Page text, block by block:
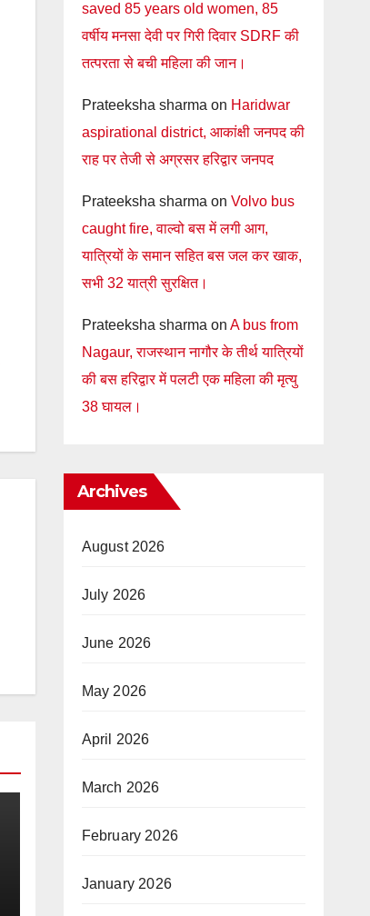
saved 85 years old women, 85
वर्षीय मनसा देवी पर गिरी दिवार SDRF की
तत्परता से बची महिला की जान।
Prateeksha sharma on Haridwar
aspirational district, आकांक्षी जनपद की
राह पर तेजी से अग्रसर हरिद्वार जनपद
Prateeksha sharma on Volvo bus
caught fire, वाल्वो बस में लगी आग,
यात्रियों के समान सहित बस जल कर खाक,
सभी 32 यात्री सुरक्षित।
Prateeksha sharma on A bus from
Nagaur, राजस्थान नागौर के तीर्थ यात्रियों
की बस हरिद्वार में पलटी एक महिला की मृत्यु
38 घायल।
Archives
August 2026
July 2026
June 2026
May 2026
April 2026
March 2026
February 2026
January 2026